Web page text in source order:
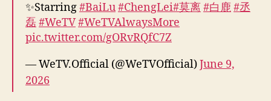
t
m
✨Starring#BaiLu#ChengLei#莫离#白鹿#丞
磊#WeTV#WeTVAlwaysMore
pic.twitter.com/gORvRQfC7Z
— WeTV.Official (@WeTVOfficial)June 9,
2026